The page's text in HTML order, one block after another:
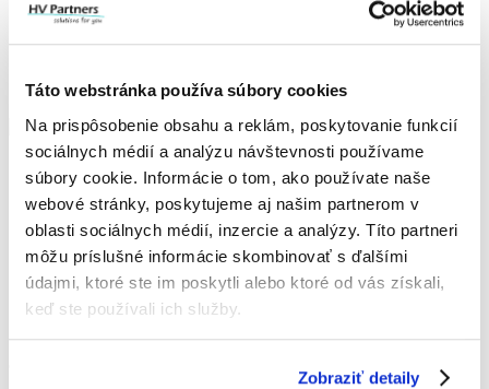
Táto webstránka používa súbory cookies
Na prispôsobenie obsahu a reklám, poskytovanie funkcií
sociálnych médií a analýzu návštevnosti používame
súbory cookie. Informácie o tom, ako používate naše
webové stránky, poskytujeme aj našim partnerom v
oblasti sociálnych médií, inzercie a analýzy. Títo partneri
môžu príslušné informácie skombinovať s ďalšími
údajmi, ktoré ste im poskytli alebo ktoré od vás získali,
keď ste používali ich služby.
Zobraziť detaily
IČO: 52 407 861
IČ DPH: SK2121013532
+421 907 154 850
office@hvpartners.sk
Hurbanova 3057/57C,
90501 Senica
Slovensko